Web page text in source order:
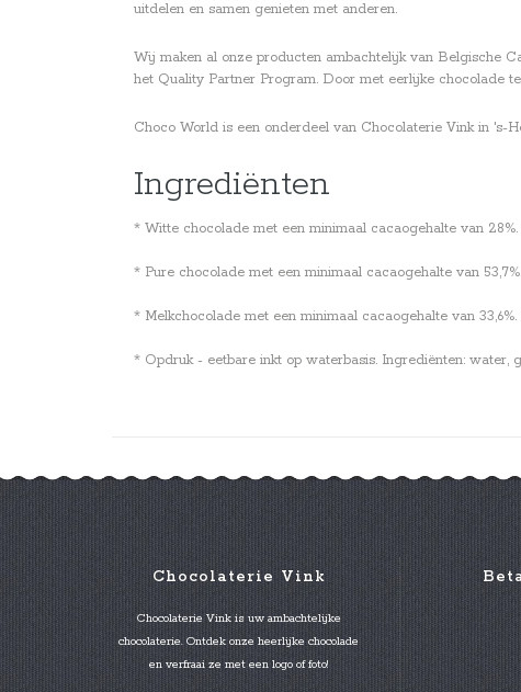
uitdelen en samen genieten met anderen.
Wij maken al onze producten ambachtelijk van Belgische
het Quality Partner Program. Door met eerlijke chocolade
Choco World is een onderdeel van Chocolaterie Vink in 's-
Ingrediënten
* Witte chocolade met een minimaal cacaogehalte van
* Pure chocolade met een minimaal cacaogehalte van
* Melkchocolade met een minimaal cacaogehalte van
* Opdruk - eetbare inkt op waterbasis. Ingrediënten: water,
Chocolaterie Vink
Chocolaterie Vink is uw ambachtelijke
chocolaterie. Ontdek onze heerlijke chocolade
en verfraai ze met een logo of foto!